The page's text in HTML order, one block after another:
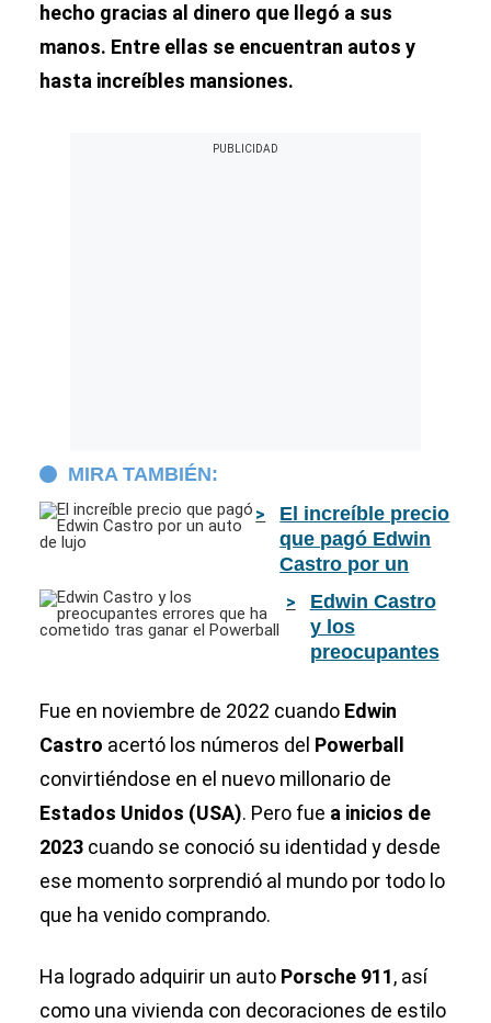
hecho gracias al dinero que llegó a sus
manos. Entre ellas se encuentran autos y
hasta increíbles mansiones.
MIRA TAMBIÉN:
El increíble precio
que pagó Edwin
Castro por un
auto de lujo
Edwin Castro
y los
preocupantes
cometido tras
Powerball
Fue en noviembre de 2022 cuando Edwin
Castro acertó los números del Powerball
convirtiéndose en el nuevo millonario de
Estados Unidos (USA). Pero fue a inicios de
2023 cuando se conoció su identidad y desde
ese momento sorprendió al mundo por todo lo
que ha venido comprando.
Ha logrado adquirir un auto Porsche 911, así
como una vivienda con decoraciones de estilo